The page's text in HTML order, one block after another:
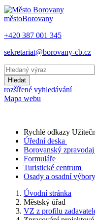
městoBorovany
+420 387 001 345
sekretariat@borovany-cb.cz
Hledat
rozšířené vyhledávání
Mapa webu
Rychlé odkazy
Úřední deska
Borovanský zpravodaj
Formuláře
Turistické centrum
Osady a osadní výbory
Úvodní stránka
Městský úřad
VZ z profilu